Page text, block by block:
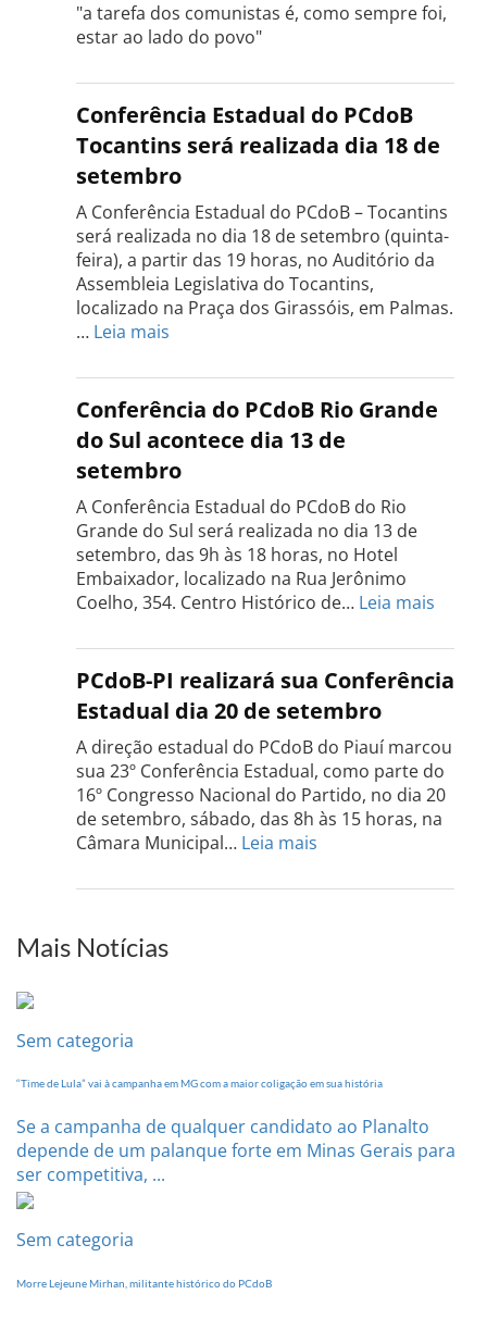
"a tarefa dos comunistas é, como sempre foi,
estar ao lado do povo"
Conferência Estadual do PCdoB
Tocantins será realizada dia 18 de
setembro
A Conferência Estadual do PCdoB – Tocantins
será realizada no dia 18 de setembro (quinta-
feira), a partir das 19 horas, no Auditório da
Assembleia Legislativa do Tocantins,
localizado na Praça dos Girassóis, em Palmas.
… Leia mais
Estadual
do
Tocantins
será
realizada
dia
18
de
setembro
Conferência do PCdoB Rio Grande
do Sul acontece dia 13 de
setembro
A Conferência Estadual do PCdoB do Rio
Grande do Sul será realizada no dia 13 de
setembro, das 9h às 18 horas, no Hotel
Embaixador, localizado na Rua Jerônimo
Coelho, 354. Centro Histórico de… Leia mais
do
PCdoB
do
Sul
dia
PCdoB-PI realizará sua Conferência
Estadual dia 20 de setembro
A direção estadual do PCdoB do Piauí marcou
sua 23º Conferência Estadual, como parte do
16º Congresso Nacional do Partido, no dia 20
de setembro, sábado, das 8h às 15 horas, na
Câmara Municipal… Leia mais
PI
setembro
Mais Notícias
Sem categoria
“Time de Lula” vai à campanha em MG com a maior coligação em sua história
Se a campanha de qualquer candidato ao Planalto
depende de um palanque forte em Minas Gerais para
ser competitiva, ...
Sem categoria
Morre Lejeune Mirhan, militante histórico do PCdoB